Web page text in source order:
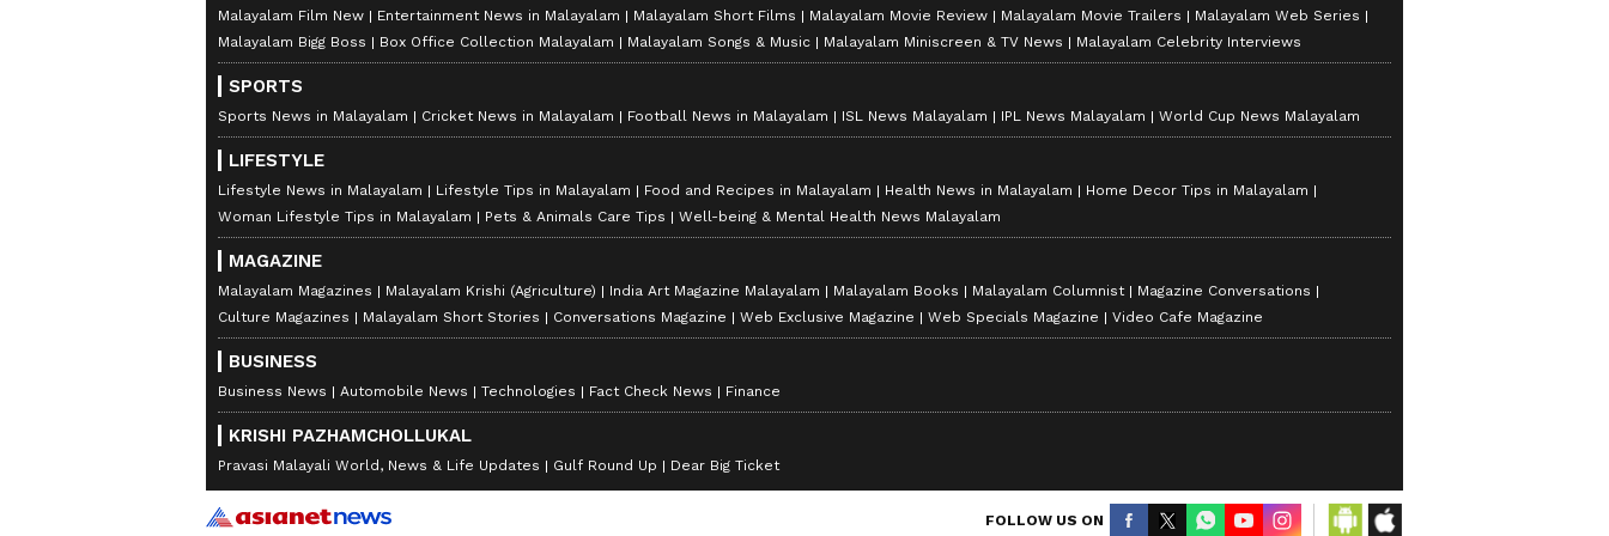
Malayalam Film New Entertainment News in Malayalam Malayalam Short Films Malayalam Movie Review Malayalam Movie Trailers
Malayalam Web Series
Malayalam Bigg Boss
Box Office Collection Malayalam Malayalam Songs & Music Malayalam Miniscreen & TV News Malayalam Celebrity Interviews
SPORTS
Sports News in Malayalam Cricket News in Malayalam Football News in Malayalam ISL News Malayalam IPL News Malayalam World Cup News Malayalam
LIFESTYLE
Lifestyle News in Malayalam Lifestyle Tips in Malayalam Food and Recipes in Malayalam Health News in Malayalam
Home Decor Tips in Malayalam
Woman Lifestyle Tips in Malayalam
Pets & Animals Care Tips Well-being & Mental Health News Malayalam
MAGAZINE
Malayalam Magazines Malayalam Krishi (Agriculture) India Art Magazine Malayalam Malayalam Books Malayalam Columnist
Magazine Conversations
Culture Magazines
Malayalam Short Stories Conversations Magazine Web Exclusive Magazine Web Specials Magazine Video Cafe Magazine
BUSINESS
Business News Automobile News Technologies Fact Check News Finance
KRISHI PAZHAMCHOLLUKAL
Pravasi Malayali World, News & Life Updates Gulf Round Up Dear Big Ticket
FOLLOW US ON